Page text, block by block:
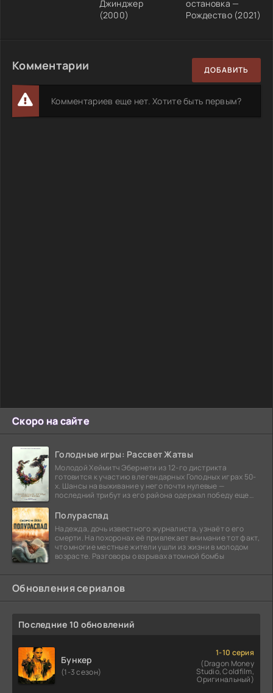
Скоро на сайте
Голодные игры: Рассвет Жатвы
Молодой Хеймитч Эбернети из 12-го дистрикта
готовится к участию в легендарных Голодных играх 50-
х. Шансы на выживание у него почти нулевые —
последний трибут из его района одержал победу еще
Полураспад
Надежда, дочь известного журналиста, узнаёт о его
смерти. На похоронах её привлекает внимание тот факт,
что многие местные жители ушли из жизни в молодом
возрасте. Разговоры о взрывах атомной бомбы
Обновления сериалов
Последние 10 обновлений
Бункер
(1-3 сезон)
1-10 серия
(Dragon Money
Studio, Coldfilm,
Оригинальный)
Джинджер
(2000)
остановка —
Рождество (2021)
Комментарии ДОБАВИТЬ
Комментариев еще нет. Хотите быть первым?